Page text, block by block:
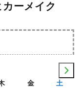
ーメイク
金 土